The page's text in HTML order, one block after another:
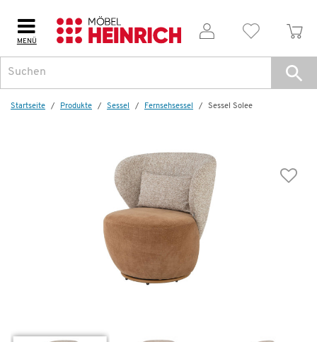
MENÜ
Startseite Produkte Sessel Fernsehsessel Sessel Solee
Weitere Artikel aus der Serie
Sessel